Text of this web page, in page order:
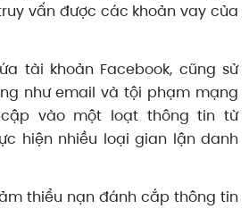
vấn được các khoản vay của
tài khoản Facebook, cũng sử
như email và tội phạm mạng
vào một loạt thông tin từ
hiện nhiều loại gian lận danh
thiểu nạn đánh cắp thông tin